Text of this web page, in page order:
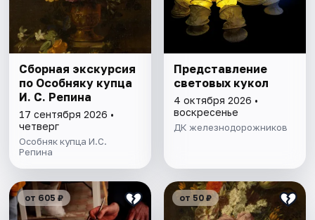
Сборная экскурсия
по Особняку купца
И. С. Репина
17 сентября 2026 •
четверг
Особняк купца И.С.
Репина
Представление
световых кукол
4 октября 2026 •
воскресенье
ДК железнодорожников
от 605 ₽ от 50 ₽